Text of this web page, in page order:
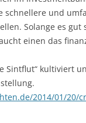
schnellere und
Solange es
einen das
Sintflut“ kultiviert
2014/01/20/